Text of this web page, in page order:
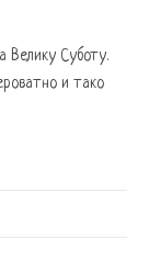
Велику Суботу.
и тако